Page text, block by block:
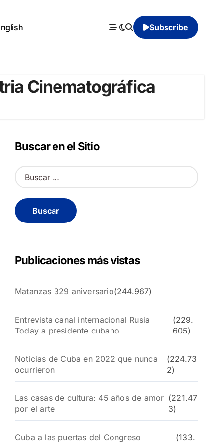
Subscribe
Cinematográfica
Buscar en el Sitio
B
u
c
a
Publicaciones más vistas
Matanzas 329 aniversario(244.967)
Entrevista canal internacional Rusia
Today a presidente cubano
(229.
605)
Noticias de Cuba en 2022 que nunca
ocurrieron
(224.73
2)
Las casas de cultura: 45 años de amor
por el arte
(221.47
3)
Cuba a las puertas del Congreso
(133.